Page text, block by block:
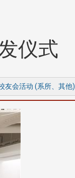
仪式
友会活动 (系所、其他)